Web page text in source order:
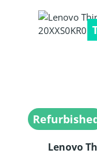
Lenovo